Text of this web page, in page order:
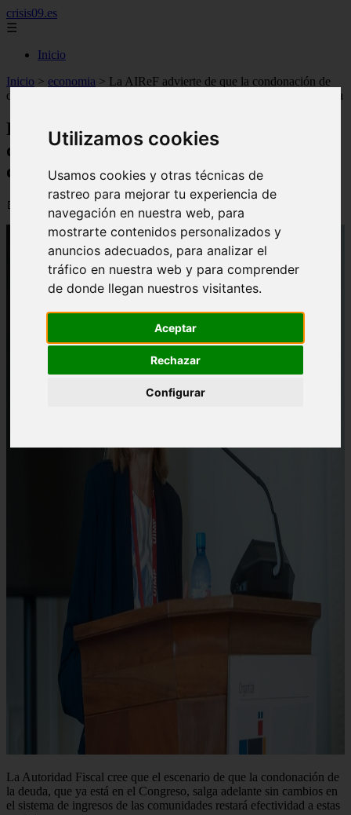
Utilizamos cookies
Usamos cookies y otras técnicas de
rastreo para mejorar tu experiencia de
navegación en nuestra web, para
mostrarte contenidos personalizados y
anuncios adecuados, para analizar el
tráfico en nuestra web y para comprender
de donde llegan nuestros visitantes.
Aceptar
Rechazar
Configurar
crisis09.es
☰
Inicio
Inicio > economia > La AIReF advierte de que la condonación de
deuda quedará “coja” sin una reforma de la financiación autonómica
La AIReF advierte de que la condonación
de deuda quedará “coja” sin una reforma
de la financiación autonómica
📅 25/06/2026
La Autoridad Fiscal cree que el escenario de que la condonación de
la deuda, que ya está en el Congreso, salga adelante sin cambios en
el sistema de ingresos de las comunidades restará efectividad a estas